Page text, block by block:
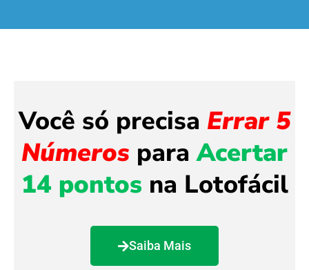
Você só precisa Errar 5
Números paraAcertar
14 pontos na Lotofácil
Saiba Mais